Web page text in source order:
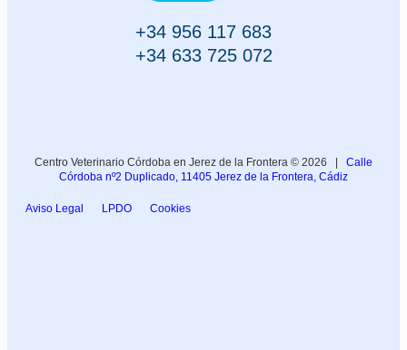
+34 956 117 683
+34 633 725 072
Centro Veterinario Córdoba en Jerez de la Frontera © 2026 | Calle
Córdoba nº2 Duplicado, 11405 Jerez de la Frontera, Cádiz
Aviso Legal LPDO Cookies